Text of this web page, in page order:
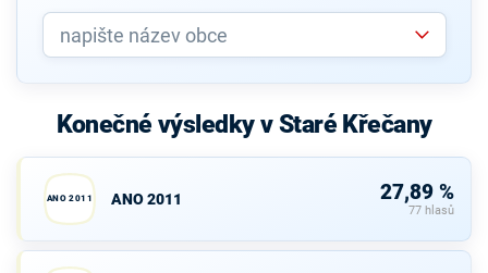
Konečné výsledky v Staré Křečany
ANO 2011 ANO 2011 27,89 %
77 hlasů